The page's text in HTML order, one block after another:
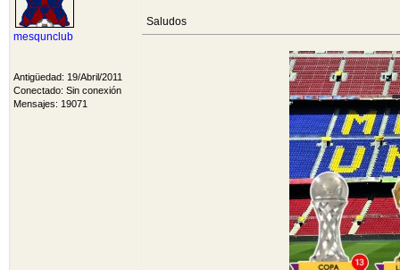
mesqunclub
Antigüedad: 19/Abril/2011
Conectado: Sin conexión
Mensajes: 19071
Saludos